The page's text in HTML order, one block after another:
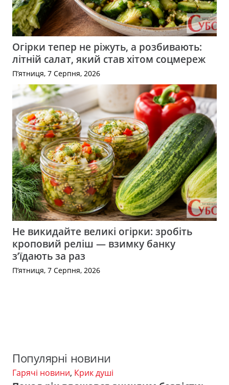
Огірки тепер не ріжуть, а розбивають:
літній салат, який став хітом соцмереж
П’ятниця, 7 Серпня, 2026
Не викидайте великі огірки: зробіть
кроповий реліш — взимку банку
з’їдають за раз
П’ятниця, 7 Серпня, 2026
Популярні новини
Гарячі новини, Крик душі